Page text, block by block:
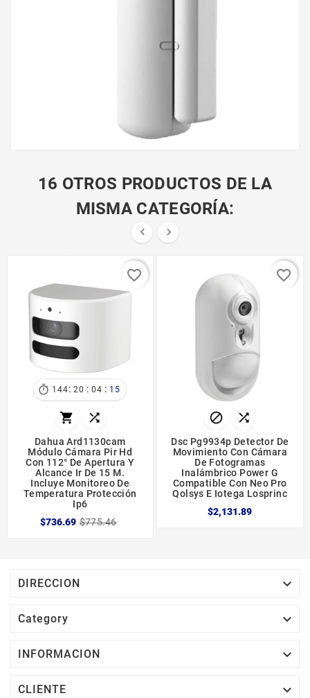
16 OTROS PRODUCTOS DE LA
MISMA CATEGORÍA:
 
 144: 20 : 04 : 15
 
Dahua Ard1130cam
Módulo Cámara Pir Hd
Con 112° De Apertura Y
Alcance Ir De 15 M.
Incluye Monitoreo De
Temperatura Protección
Ip6
$736.69 $775.46
favorite_border
 
Dsc Pg9934p Detector De
Movimiento Con Cámara
De Fotogramas
Inalámbrico Power G
Compatible Con Neo Pro
Qolsys E Iotega Losprinc
$2,131.89
favorite_border
DIRECCION 
Category 
INFORMACION 
CLIENTE 